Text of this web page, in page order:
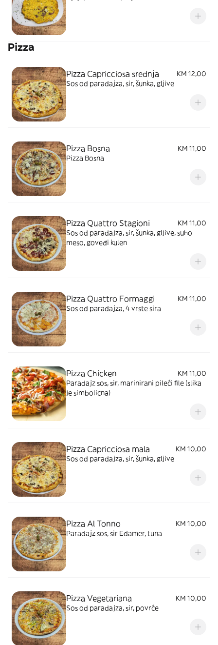
Pizza
Pizza Capricciosa srednja
KM 12,00
Sos od paradajza, sir, šunka, gljive
Pizza Bosna
KM 11,00
Pizza Bosna
Pizza Quattro Stagioni
KM 11,00
Sos od paradajza, sir, šunka, gljive, suho
meso, goveđi kulen
Pizza Quattro Formaggi
KM 11,00
Sos od paradajza, 4 vrste sira
Pizza Chicken
KM 11,00
Paradajz sos, sir, marinirani pileći file (slika
je simbolicna)
Pizza Capricciosa mala
KM 10,00
Sos od paradajza, sir, šunka, gljive
Pizza Al Tonno
KM 10,00
Paradajz sos, sir Edamer, tuna
Pizza Vegetariana
KM 10,00
Sos od paradajza, sir, povrće